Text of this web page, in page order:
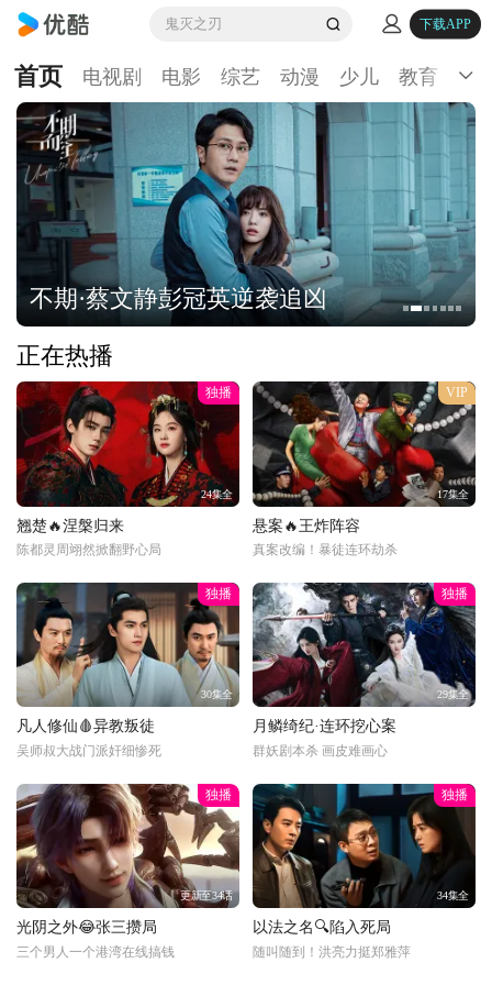
鬼灭之刃 下载APP
首页 电视剧 电影 综艺 动漫 少儿 教育 生
不期·蔡文静彭冠英逆袭追凶
正在热播
独播
24集全
翘楚🔥涅槃归来
陈都灵周翊然掀翻野心局
VIP
17集全
悬案🔥王炸阵容
真案改编！暴徒连环劫杀
独播
30集全
凡人修仙🩸异教叛徒
吴师叔大战门派奸细惨死
独播
29集全
月鳞绮纪·连环挖心案
群妖剧本杀 画皮难画心
独播
更新至34话
光阴之外😂张三攒局
三个男人一个港湾在线搞钱
独播
34集全
以法之名🔍陷入死局
随叫随到！洪亮力挺郑雅萍